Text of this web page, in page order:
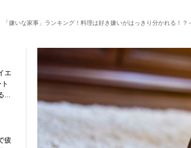
「嫌いな家事」ランキング！料理は好き嫌いがはっきり分かれる！？
エ
疲